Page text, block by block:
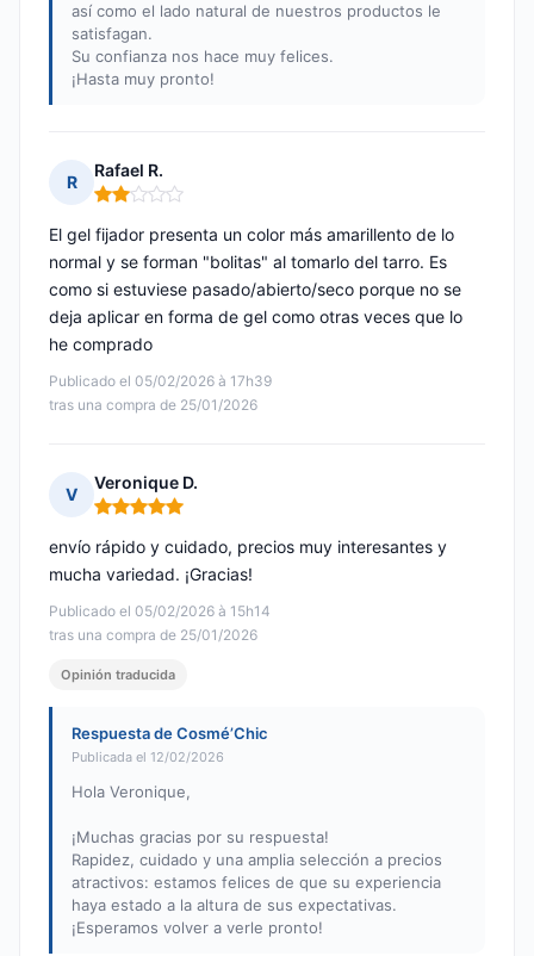
así como el lado natural de nuestros productos le
satisfagan.
Su confianza nos hace muy felices.
¡Hasta muy pronto!
R
Rafael R.
Nota: 2 de 5
Publicado el 05/02/2026 à 17h39
tras una compra de 25/01/2026
El gel fijador presenta un color más amarillento de lo
normal y se forman "bolitas" al tomarlo del tarro. Es
como si estuviese pasado/abierto/seco porque no se
deja aplicar en forma de gel como otras veces que lo
he comprado
V
Veronique D.
Nota: 5 de 5
Publicado el 05/02/2026 à 15h14
tras una compra de 25/01/2026
envío rápido y cuidado, precios muy interesantes y
mucha variedad. ¡Gracias!
Opinión traducida
Respuesta de Cosmé’Chic
Publicada el 12/02/2026
Hola Veronique,
¡Muchas gracias por su respuesta!
Rapidez, cuidado y una amplia selección a precios
atractivos: estamos felices de que su experiencia
haya estado a la altura de sus expectativas.
¡Esperamos volver a verle pronto!